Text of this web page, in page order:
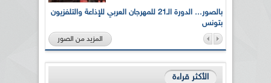
بالصور... الدورة الـ21 للمهرجان العربي للإذاعة والتلفزيون
بتونس
المزيد من الصور
الأكثر قراءة